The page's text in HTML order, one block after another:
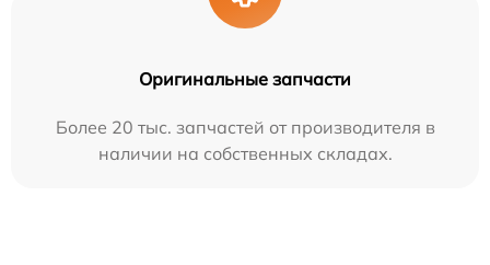
Оригинальные запчасти
Более 20 тыс. запчастей от производителя в
наличии на собственных складах.